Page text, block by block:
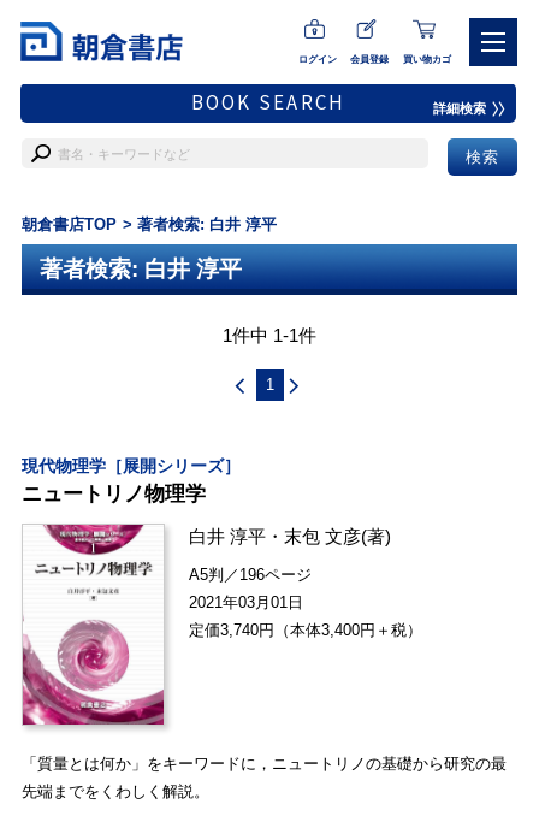
ログイン 会員登録 買い物カゴ
BOOK SEARCH 詳細検索
朝倉書店TOP 著者検索: 白井 淳平
著者検索: 白井 淳平
1件中 1-1件
1
現代物理学［展開シリーズ］
ニュートリノ物理学
白井 淳平 ・ 末包 文彦(著)
A5判／196ページ
2021年03月01日
定価3,740円（本体3,400円＋税）
「質量とは何か」をキーワードに，ニュートリノの基礎から研究の最
先端までをくわしく解説。